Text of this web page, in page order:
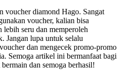
voucher diamond Hago. Sangat
voucher, kalian bisa
seru dan memperoleh
Jangan lupa untuk selalu
dan mengecek promo-promo
Semoga artikel ini bermanfaat bagi
dan semoga berhasil!